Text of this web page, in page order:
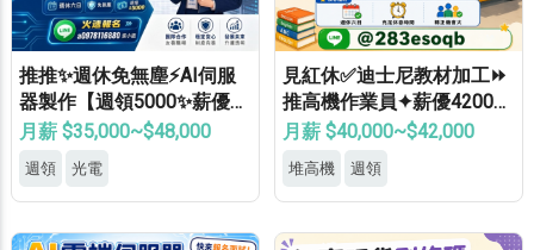
推推✨週休免無塵⚡AI伺服
器製作【週領5000✨薪優4
8000】免學經歷✔免健檢✔
月薪 $35,000~$48,000
週領 光電
見紅休✅迪士尼教材加工⏩
推高機作業員✦薪優42000
⚡冷氣廠房✦轉正機會大
月薪 $40,000~$42,000
堆高機 週領